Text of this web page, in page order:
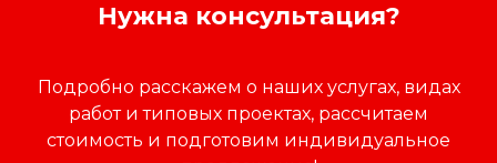
Нужна консультация?
Подробно расскажем о наших услугах, видах
работ и типовых проектах, рассчитаем
стоимость и подготовим индивидуальное